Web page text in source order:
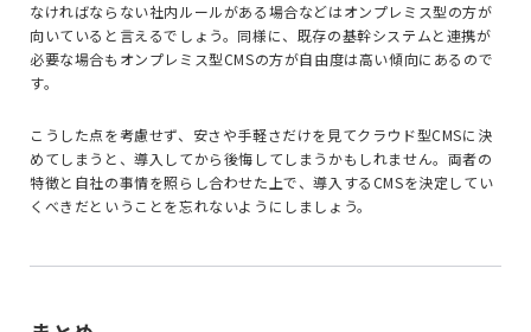
なければならない社内ルールがある場合などはオンプレミス型の方が
向いていると言えるでしょう。同様に、既存の基幹システムと連携が
必要な場合もオンプレミス型CMSの方が自由度は高い傾向にあるので
す。
こうした点を考慮せず、安さや手軽さだけを見てクラウド型CMSに決
めてしまうと、導入してから後悔してしまうかもしれません。両者の
特徴と自社の事情を照らし合わせた上で、導入するCMSを決定してい
くべきだということを忘れないようにしましょう。